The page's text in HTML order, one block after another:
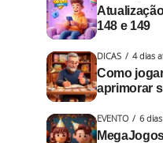
148 e 149
DICAS 4 dias
Como
aprimorar
EVENTO 6